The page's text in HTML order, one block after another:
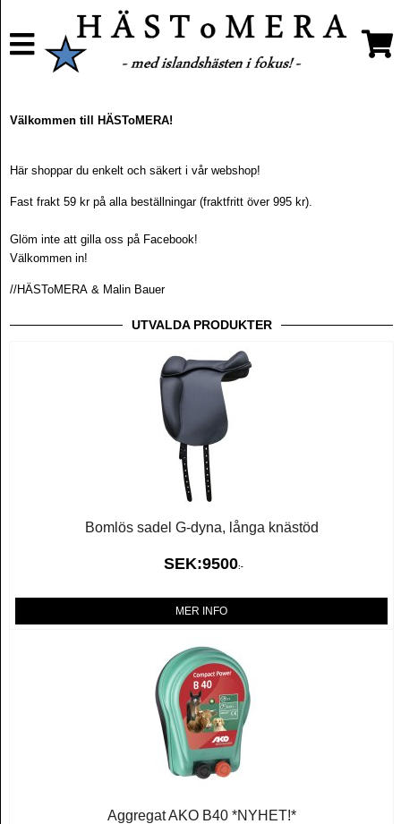
Välkommen till HÄSToMERA!
Här shoppar du enkelt och säkert i vår webshop!
Fast frakt 59 kr på alla beställningar (fraktfritt över 995 kr).
Glöm inte att gilla oss på Facebook!
Välkommen in!
//HÄSToMERA & Malin Bauer
UTVALDA PRODUKTER
Bomlös sadel G-dyna, långa knästöd
SEK:9500:-
MER INFO
Aggregat AKO B40 *NYHET!*